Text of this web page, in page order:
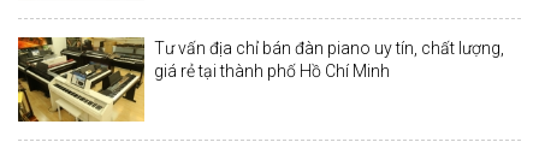
Tư vấn địa chỉ bán đàn piano uy tín, chất lượng,
giá rẻ tại thành phố Hồ Chí Minh